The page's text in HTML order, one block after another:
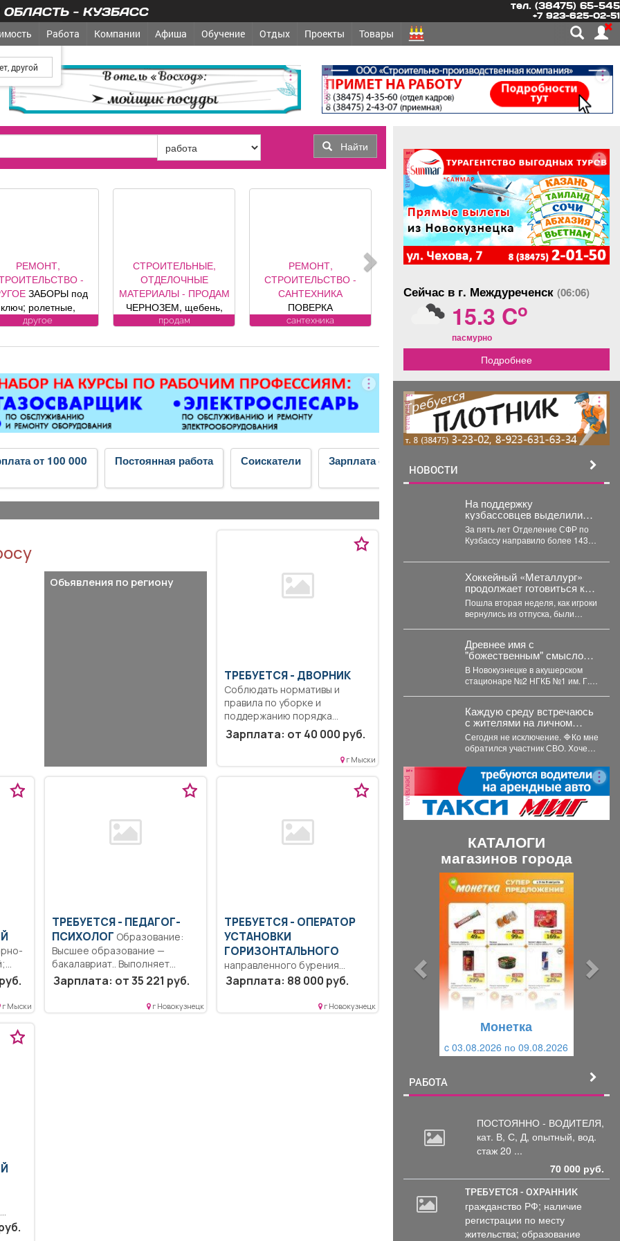
- КУЗБАСС тел. (38475) 65-545
+7 923-625-02-51
Работа Компании Афиша Обучение Отдых Проекты Товары
реклама реклама
Найти
РЕМОНТ,
-
ЗАБОРЫ под
ключ; ролетные,
ворота (от
представителя
ворота; все
сварочных работ;
работы
сложности.
скидка
10%.
другое
СТРОИТЕЛЬНЫЕ,
ОТДЕЛОЧНЫЕ
МАТЕРИАЛЫ - ПРОДАМ
ЧЕРНОЗЕМ, щебень,
песок, уголь, торф,
другие под заказ,
Вывоз мусора.
продам
РЕМОНТ,
СТРОИТЕЛЬСТВО -
САНТЕХНИКА
ПОВЕРКА
ВОДОСЧЕТЧИКОВ на
замена, регистрация.
сантехника
от 100 000 Постоянная работа Соискатели Зарплата от 50 000
подработка
Объявления по региону
ТРЕБУЕТСЯ - ДВОРНИК
Соблюдать нормативы и
правила по уборке и
поддержанию порядка...
Зарплата: от 40 000 руб.
г Мыски
г Мыски
ТРЕБУЕТСЯ - ПЕДАГОГ-
ПСИХОЛОГ
Высшее образование —
бакалавриат.. Выполняет
должностные обязанности,
направленные...
Зарплата: от 35 221 руб.
г Новокузнецк
ТРЕБУЕТСЯ - ОПЕРАТОР
УСТАНОВКИ
ГОРИЗОНТАЛЬНОГО
направленного бурения
Образование: Среднее
профессиональное
образование.. Производство
работ буровым комплексом...
Зарплата: 88 000 руб.
г Новокузнецк
реклама
Сейчас в г. Междуреченск (06:06)
15.3 Co
пасмурно
Подробнее
реклама
НОВОСТИ
На поддержку
кузбассовцев выделили
143 миллиона: кто получил
помощь
За пять лет Отделение СФР по
Кузбассу направило более 143
субсидирование
работодателей,...
Хоккейный «Металлург»
продолжает готовиться к
предстоящему сезону.
Пошла вторая неделя, как игроки
вернулись из отпуска, были
Древнее имя с
"божественным" смыслом
резко набирает
популярность в Кузбассе:
11 малышей за месяц
В Новокузнецке в акушерском
стационаре №2 НГКБ №1 им. Г.П.
Каждую среду встречаюсь
с жителями на личном
приёме.
Сегодня не исключение. 🔷Ко мне
обратился участник СВО. Хочет
перерабатывать...
реклама
КАТАЛОГИ
магазинов города
Монетка
c 03.08.2026 по 09.08.2026
РАБОТА
ПОСТОЯННО - ВОДИТЕЛЯ,
кат. В, С, Д, опытный, вод.
стаж 20 ...
70 000 руб.
ТРЕБУЕТСЯ - ОХРАННИК
гражданство РФ; наличие
регистрации по месту
жительства; образование